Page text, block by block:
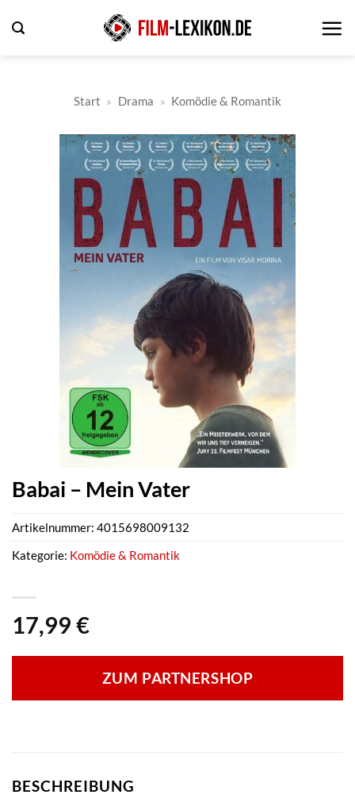
Inhalt
Start » Drama » Komödie & Romantik
Babai – Mein Vater
17,99 €
ZUM PARTNERSHOP
Artikelnummer: 4015698009132
Kategorie: Komödie & Romantik
BESCHREIBUNG